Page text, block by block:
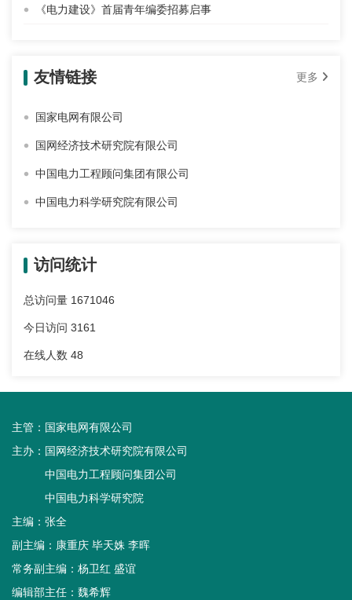
《电力建设》首届青年编委招募启事
友情链接 更多
国家电网有限公司
国网经济技术研究院有限公司
中国电力工程顾问集团有限公司
中国电力科学研究院有限公司
访问统计
总访问量 1671046
今日访问 3161
在线人数 48
主管： 国家电网有限公司
主办： 国网经济技术研究院有限公司
中国电力工程顾问集团公司
中国电力科学研究院
主编：张全
副主编：康重庆 毕天姝 李晖
常务副主编：杨卫红 盛谊
编辑部主任：魏希辉